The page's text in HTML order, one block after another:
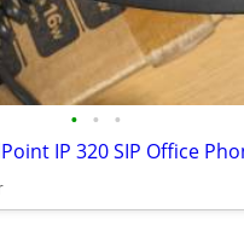
• • •
IP 320 SIP Office